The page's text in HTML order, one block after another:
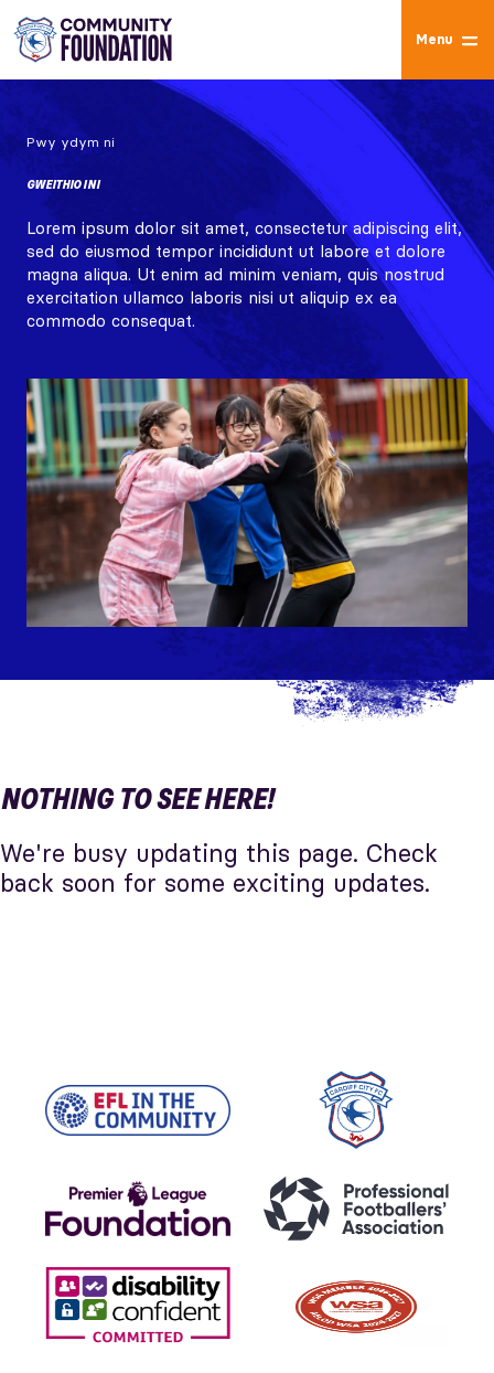
Menu
Pwy ydym ni
GWEITHIO I NI
Lorem ipsum dolor sit amet, consectetur adipiscing elit,
sed do eiusmod tempor incididunt ut labore et dolore
magna aliqua. Ut enim ad minim veniam, quis nostrud
exercitation ullamco laboris nisi ut aliquip ex ea
commodo consequat.
NOTHING TO SEE HERE!
We're busy updating this page. Check
back soon for some exciting updates.